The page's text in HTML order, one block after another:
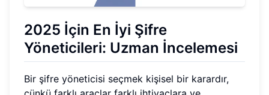
2025 İçin En İyi Şifre
Yöneticileri: Uzman İncelemesi
Bir şifre yöneticisi seçmek kişisel bir karardır,